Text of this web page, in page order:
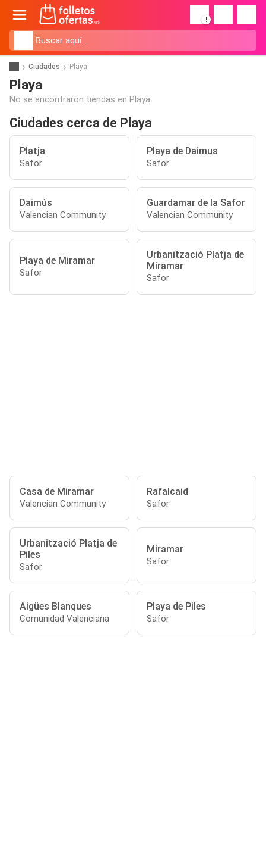
!
Ciudades Playa
Playa
No se encontraron tiendas en Playa.
Ciudades cerca de Playa
Platja
Safor
Playa de Daimus
Safor
Daimús
Valencian Community
Guardamar de la Safor
Valencian Community
Playa de Miramar
Safor
Urbanització Platja de
Miramar
Safor
Casa de Miramar
Valencian Community
Rafalcaid
Safor
Urbanització Platja de
Piles
Safor
Miramar
Safor
Aigües Blanques
Comunidad Valenciana
Playa de Piles
Safor